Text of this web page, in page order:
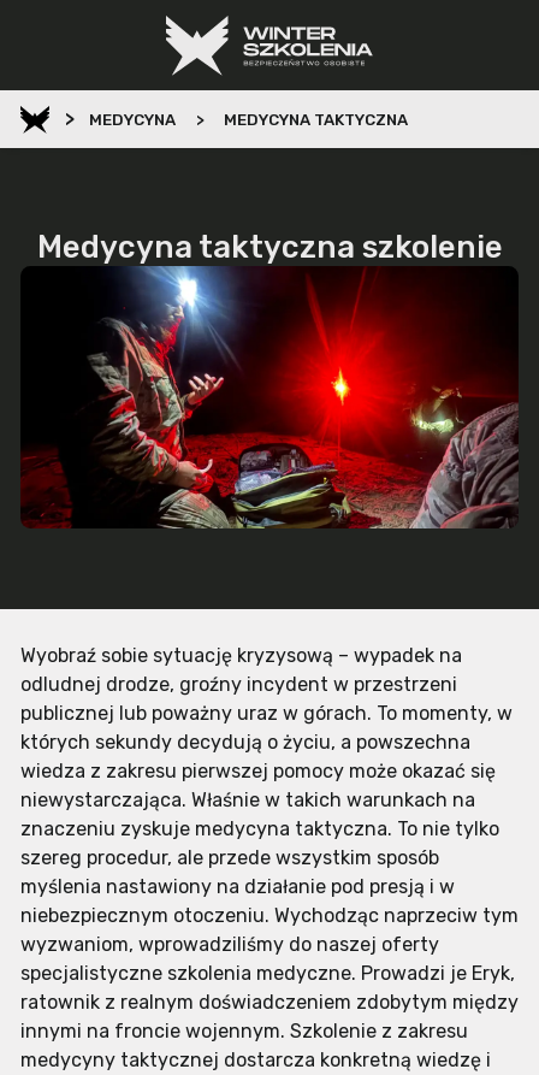
> MEDYCYNAPOLA WALKI KURS
> MEDYCYNA TAKTYCZNA
SZKOLENIE
Medycyna taktyczna szkolenie–
Wyobraź sobie sytuację kryzysową – wypadek na
odludnej drodze, groźny incydent w przestrzeni
publicznej lub poważny uraz w górach. To momenty, w
których sekundy decydują o życiu, a powszechna
wiedza z zakresu pierwszej pomocy może okazać się
niewystarczająca. Właśnie w takich warunkach na
znaczeniu zyskuje medycyna taktyczna. To nie tylko
szereg procedur, ale przede wszystkim sposób
myślenia nastawiony na działanie pod presją i w
niebezpiecznym otoczeniu. Wychodząc naprzeciw tym
wyzwaniom, wprowadziliśmy do naszej oferty
specjalistyczne szkolenia medyczne. Prowadzi je Eryk,
ratownik z realnym doświadczeniem zdobytym między
innymi na froncie wojennym. Szkolenie z zakresu
medycyny taktycznej dostarcza konkretną wiedzę i